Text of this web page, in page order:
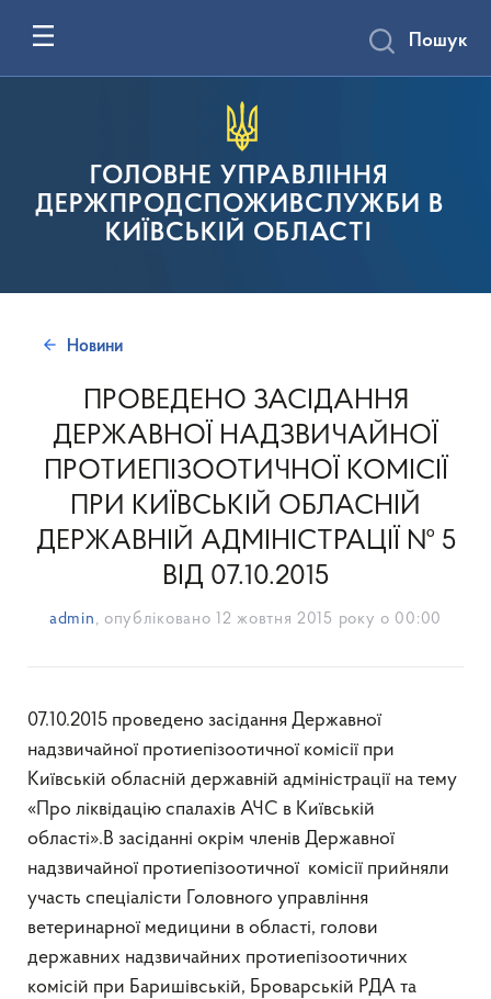
ГОЛОВНЕ УПРАВЛІННЯ
ДЕРЖПРОДСПОЖИВСЛУЖБИ В
КИЇВСЬКІЙ ОБЛАСТІ
Пошук
Новини
ПРОВЕДЕНО ЗАСІДАННЯ
ДЕРЖАВНОЇ НАДЗВИЧАЙНОЇ
ПРОТИЕПІЗООТИЧНОЇ КОМІСІЇ
ПРИ КИЇВСЬКІЙ ОБЛАСНІЙ
ДЕРЖАВНІЙ АДМІНІСТРАЦІЇ № 5
ВІД 07.10.2015
admin , опубліковано 12 жовтня 2015 року о 00:00
07.10.2015 проведено засідання Державної
надзвичайної протиепізоотичної комісії при
Київській обласній державній адміністрації на тему
«Про ліквідацію спалахів АЧС в Київській
області».В засіданні окрім членів Державної
надзвичайної протиепізоотичної комісії прийняли
участь спеціалісти Головного управління
ветеринарної медицини в області, голови
державних надзвичайних протиепізоотичних
комісій при Баришівській, Броварській РДА та